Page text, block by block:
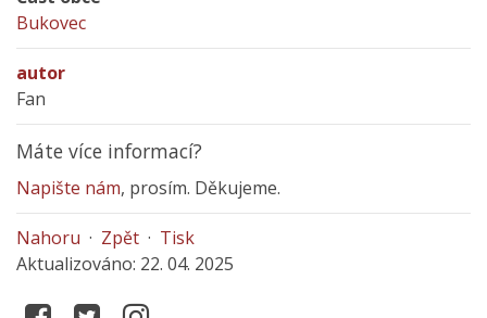
Bukovec
autor
Fan
Máte více informací?
Napište nám, prosím. Děkujeme.
Nahoru · Zpět · Tisk
Aktualizováno: 22. 04. 2025